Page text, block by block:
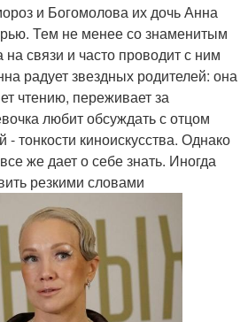
и Богомолова их дочь Анна
Тем не менее со знаменитым
на связи и часто проводит с ним
радует звездных родителей: она
чтению, переживает за
любит обсуждать с отцом
- тонкости киноискусства. Однако
же дает о себе знать. Иногда
резкими словами